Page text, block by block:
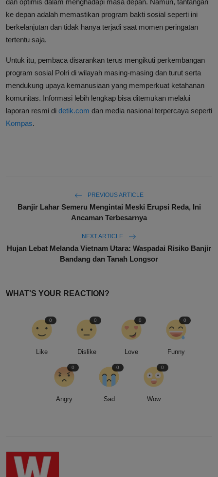
dan optimis dalam menghadapi masa depan. Namun, tantangan
ke depan adalah memastikan program bakti sosial seperti ini
berkelanjutan dan tidak hanya terjadi saat momen peringatan
tertentu saja.
Untuk itu, pembaca disarankan terus mengikuti perkembangan
program sosial Polri di wilayah masing-masing dan turut serta
mendukung upaya kemanusiaan yang memperkuat ketahanan
komunitas. Informasi lebih lengkap bisa ditemukan melalui
laporan resmi di detik.com dan media nasional terpercaya seperti
Kompas.
PREVIOUS ARTICLE
Banjir Lahar Semeru Mengintai Meski Erupsi Reda, Ini
Ancaman Terbesarnya
NEXT ARTICLE
Hujan Lebat Melanda Vietnam Utara: Waspadai Risiko Banjir
Bandang dan Tanah Longsor
WHAT'S YOUR REACTION?
Like
0
Dislike
0
Love
0
Funny
0
Angry
0
Sad
0
Wow
0